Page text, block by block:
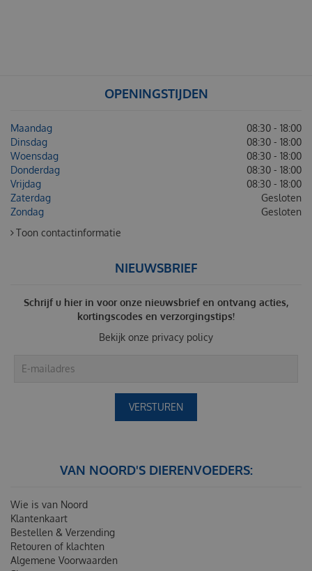
OPENINGSTIJDEN
Maandag
08:30 - 18:00
Dinsdag
08:30 - 18:00
Woensdag
08:30 - 18:00
Donderdag
08:30 - 18:00
Vrijdag
08:30 - 18:00
Zaterdag
Gesloten
Zondag
Gesloten
Toon contactinformatie
NIEUWSBRIEF
Schrijf u hier in voor onze nieuwsbrief en ontvang acties,
kortingscodes en verzorgingstips!
Bekijk onze privacy policy
VAN NOORD'S DIERENVOEDERS:
Wie is van Noord
Klantenkaart
Bestellen & Verzending
Retouren of klachten
Algemene Voorwaarden